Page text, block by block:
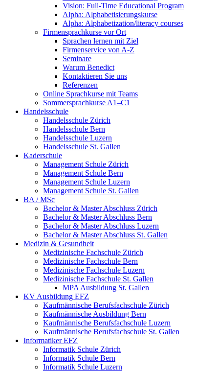
Vision: Full-Time Educational Program
Alpha: Alphabetisierungskurse
Alpha: Alphabetization/literacy courses
Firmensprachkurse vor Ort
Sprachen lernen mit Ziel
Firmenservice von A-Z
Seminare
Warum Benedict
Kontaktieren Sie uns
Referenzen
Online Sprachkurse mit Teams
Sommersprachkurse A1–C1
Handelsschule
Handelsschule Zürich
Handelsschule Bern
Handelsschule Luzern
Handelsschule St. Gallen
Kaderschule
Management Schule Zürich
Management Schule Bern
Management Schule Luzern
Management Schule St. Gallen
BA / MSc
Bachelor & Master Abschluss Zürich
Bachelor & Master Abschluss Bern
Bachelor & Master Abschluss Luzern
Bachelor & Master Abschluss St. Gallen
Medizin & Gesundheit
Medizinische Fachschule Zürich
Medizinische Fachschule Bern
Medizinische Fachschule Luzern
Medizinische Fachschule St. Gallen
MPA Ausbildung St. Gallen
KV Ausbildung EFZ
Kaufmännische Berufsfachschule Zürich
Kaufmännische Ausbildung Bern
Kaufmännische Berufsfachschule Luzern
Kaufmännische Berufsfachschule St. Gallen
Informatiker EFZ
Informatik Schule Zürich
Informatik Schule Bern
Informatik Schule Luzern